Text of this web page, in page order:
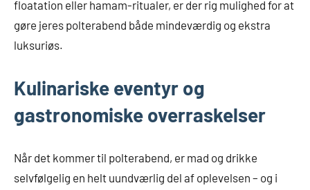
floatation eller hamam-ritualer, er der rig mulighed for at
gøre jeres polterabend både mindeværdig og ekstra
luksuriøs.
Kulinariske eventyr og
gastronomiske overraskelser
Når det kommer til polterabend, er mad og drikke
selvfølgelig en helt uundværlig del af oplevelsen – og i